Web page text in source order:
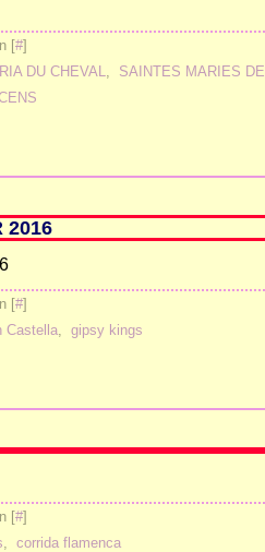
[#]
DU CHEVAL, SAINTES MARIES DE
2016
[#]
Castella, gipsy kings
[#]
, corrida flamenca